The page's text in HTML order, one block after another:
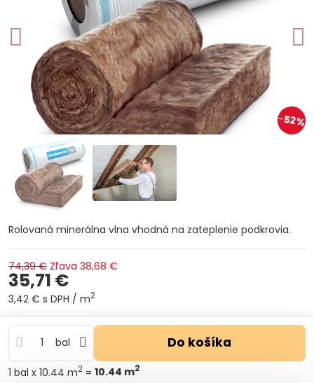
52%
Rolovaná minerálna vlna vhodná na zateplenie podkrovia.
74,39 € Zľava 38,68 €
35,71 €
3,42 € s DPH / m2
bal Do košíka
1 bal x 10.44 m2 = 10.44 m2